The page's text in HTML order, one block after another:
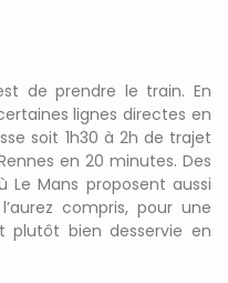
de prendre le train. En
lignes directes en
soit 1h30 à 2h de trajet
en 20 minutes. Des
Le Mans proposent aussi
compris, pour une
plutôt bien desservie en